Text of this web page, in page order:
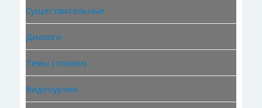
Существительные
Диалоги
Темы (топики)
Видеоуроки